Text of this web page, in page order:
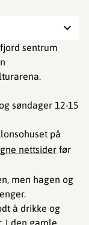
sentrum
søndager 12-15
på
nettsider før
men hagen og
å drikke og
I den gamle